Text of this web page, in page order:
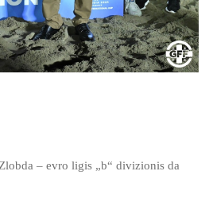
– evro ligis „b“ divizionis da